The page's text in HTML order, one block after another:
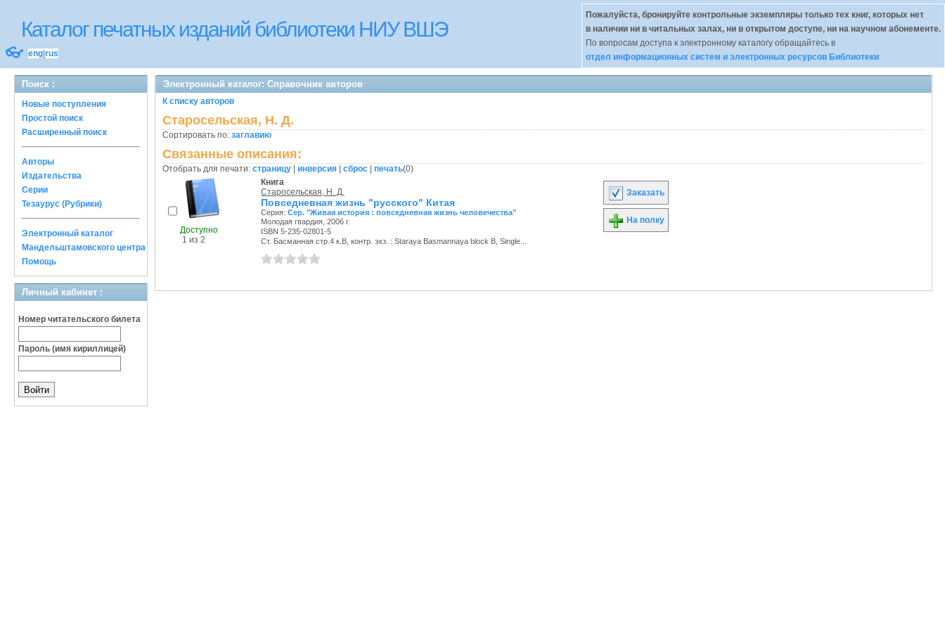
Каталог печатных изданий библиотеки НИУ ВШЭ
👓 eng rus
Пожалуйста, бронируйте контрольные экземпляры только тех книг, которых нет
в наличии ни в читальных залах, ни в открытом доступе, ни на научном абонементе.
По вопросам доступа к электронному каталогу обращайтесь в
отдел информационных систем и электронных ресурсов Библиотеки
Поиск :
Новые поступления
Простой поиск
Расширенный поиск
Авторы
Издательства
Серии
Тезаурус (Рубрики)
Электронный каталог
Мандельштамовского центра
Помощь
Личный кабинет :
Номер читательского билета
Пароль (имя кириллицей)
Электронный каталог: Справочник авторов
К списку авторов
Старосельская, Н. Д.
Сортировать по: заглавию
Связанные описания:
Отобрать для печати: страницу инверсия сброс печать(0)
Доступно
1 из 2
Книга
Старосельская, Н. Д.
Повседневная жизнь "русского" Китая
Серия: Сер. "Живая история : повседневная жизнь человечества"
Молодая гвардия, 2006 г.
ISBN 5-235-02801-5
Ст. Басманная стр.4 к.В, контр. экз. : Staraya Basmannaya block B, Single...
Заказать
На полку